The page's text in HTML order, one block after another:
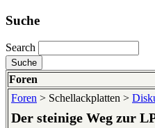
Suche
Search
Foren
Foren > Schellackplatten >
Der steinige Weg zur